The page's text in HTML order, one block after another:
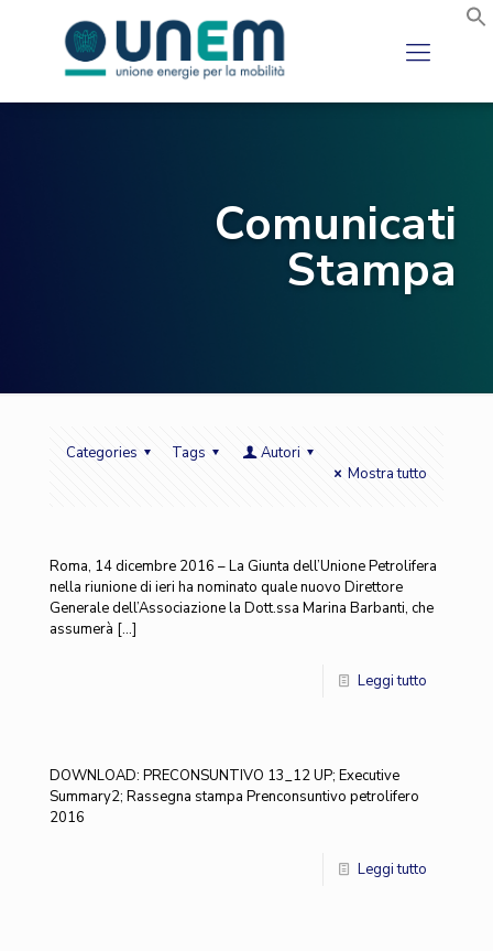
Comunicati
Stampa
Categories Tags
Autori
Mostra tutto
Roma, 14 dicembre 2016 – La Giunta dell’Unione Petrolifera
nella riunione di ieri ha nominato quale nuovo Direttore
Generale dell’Associazione la Dott.ssa Marina Barbanti, che
assumerà […]
Leggi tutto
DOWNLOAD: PRECONSUNTIVO 13_12 UP; Executive
Summary2; Rassegna stampa Prenconsuntivo petrolifero
2016
Leggi tutto